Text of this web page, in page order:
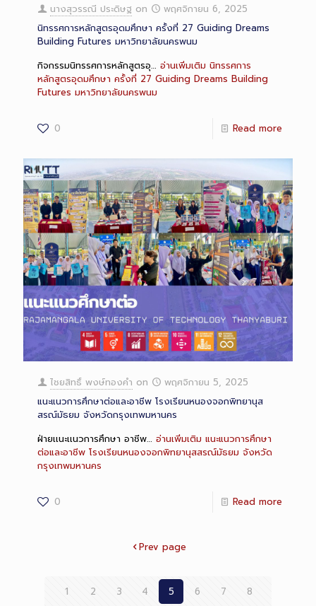
นางสุวรรณี ประดิษฐ on
พฤศจิกายน 6, 2025
นิทรรศการหลักสูตรอุดมศึกษา ครั้งที่ 27 Guiding Dreams
Building Futures มหาวิทยาลัยนครพนม
กิจกรรมนิทรรศการหลักสูตรอุ… อ่านเพิ่มเติม นิทรรศการ
หลักสูตรอุดมศึกษา ครั้งที่ 27 Guiding Dreams Building
Futures มหาวิทยาลัยนครพนม
0 Read more
ไชยสิทธิ์ พงษ์ทองคำ on
พฤศจิกายน 5, 2025
แนะแนวการศึกษาต่อและอาชีพ โรงเรียนหนองจอกพิทยานุส
สรณ์มัธยม จังหวัดกรุงเทพมหานคร
ฝ่ายเเนะเเนวการศึกษา อาชีพ… อ่านเพิ่มเติม แนะแนวการศึกษา
ต่อและอาชีพ โรงเรียนหนองจอกพิทยานุสสรณ์มัธยม จังหวัด
กรุงเทพมหานคร
0 Read more
Prev page
1 2 3 4 5 6 7
8